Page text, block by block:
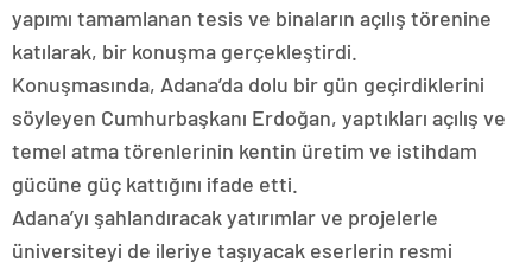
yapımı tamamlanan tesis ve binaların açılış törenine
katılarak, bir konuşma gerçekleştirdi.
Konuşmasında, Adana’da dolu bir gün geçirdiklerini
söyleyen Cumhurbaşkanı Erdoğan, yaptıkları açılış ve
temel atma törenlerinin kentin üretim ve istihdam
gücüne güç kattığını ifade etti.
Adana’yı şahlandıracak yatırımlar ve projelerle
üniversiteyi de ileriye taşıyacak eserlerin resmi